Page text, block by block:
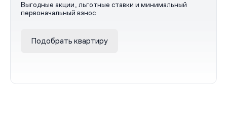
Выгодные акции, льготные ставки и минимальный
первоначальный взнос
Подобрать квартиру